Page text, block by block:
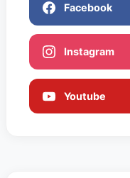
Facebook
Instagram
Youtube